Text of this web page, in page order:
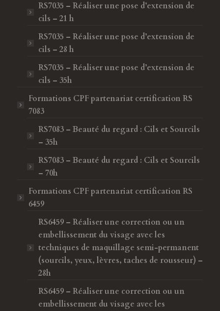
RS7035 – Réaliser une pose d’extension de
cils – 21 h
RS7035 – Réaliser une pose d’extension de
cils – 28 h
RS7035 – Réaliser une pose d’extension de
cils – 35h
Formations CPFpartenariat certification RS
7083
RS7083 – Beauté du regard : Cils et Sourcils
– 35h
RS7083 – Beauté du regard : Cils et Sourcils
– 70h
Formations CPFpartenariat certification RS
6459
RS6459 – Réaliser une correction ou un
embellissement du visage avec les
techniques de maquillage semi-permanent
(sourcils, yeux, lèvres, taches de rousseur) –
28h
RS6459 – Réaliser une correction ou un
embellissement du visage avec les